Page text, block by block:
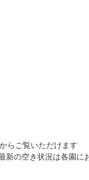
らご覧いただけます
の空き状況は各園に